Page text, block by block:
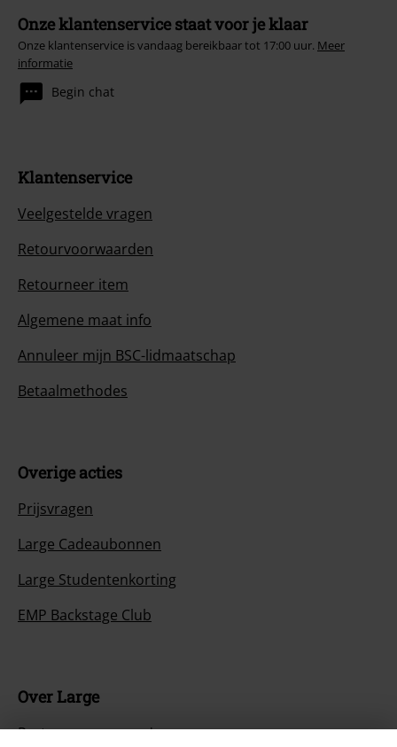
Onze klantenservice staat voor je klaar
Onze klantenservice is vandaag bereikbaar tot 17:00 uur. Meer
informatie
Begin chat
Klantenservice
Veelgestelde vragen
Retourvoorwaarden
Retourneer item
Algemene maat info
Annuleer mijn BSC-lidmaatschap
Betaalmethodes
Overige acties
Prijsvragen
Large Cadeaubonnen
Large Studentenkorting
EMP Backstage Club
Over Large
Partnerprogramma's